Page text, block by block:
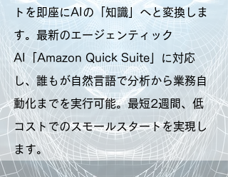
トを即座にAIの「知識」へと変換しま
す。最新のエージェンティック
AI「Amazon Quick Suite」に対応
し、誰もが自然言語で分析から業務自
動化までを実行可能。最短2週間、低
コストでのスモールスタートを実現し
ます。